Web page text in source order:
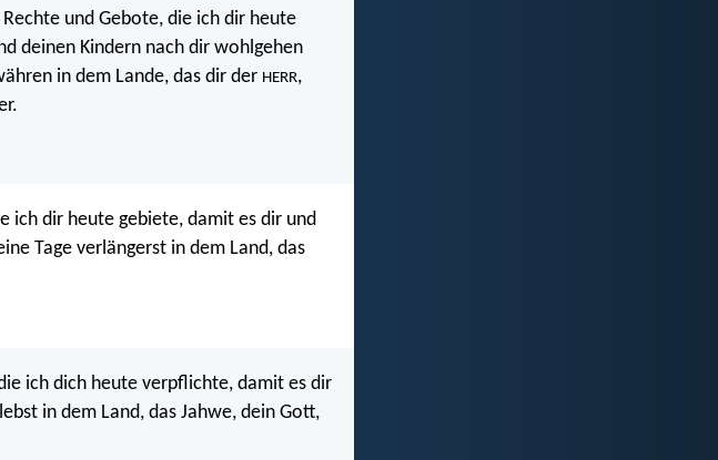
und Gebote, die ich dir heute
deinen Kindern nach dir wohlgehen
in dem Lande, das dir der HERR,
ich dir heute gebiete, damit es dir und
Tage verlängerst in dem Land, das
ich dich heute verpflichte, damit es dir
in dem Land, das Jahwe, dein Gott,